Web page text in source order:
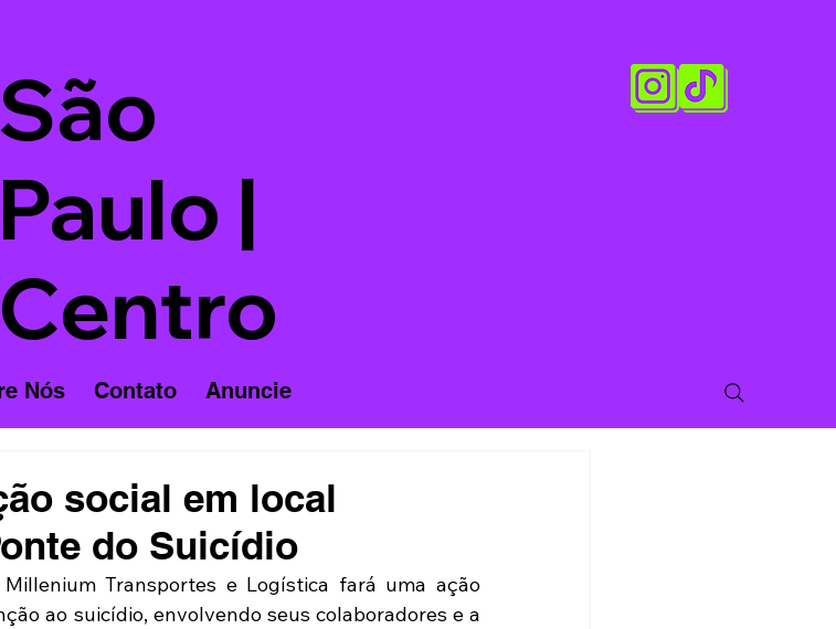
São
Paulo |
Centro
Nós Contato Anuncie
social em local
do Suicídio
Transportes e Logística fará uma ação
ao suicídio, envolvendo seus colaboradores e a